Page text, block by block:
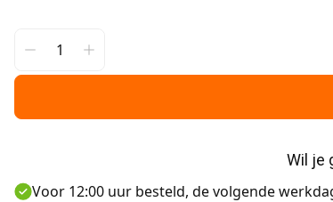
Wil je
Voor 12:00 uur besteld, de volgende